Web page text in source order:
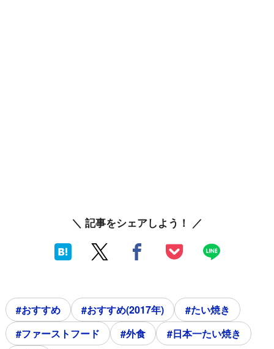
＼ 記事をシェアしよう！ ／
#おすすめ #おすすめ(2017年)
#たい焼き
#ファーストフード
#外食
#日本一たい焼き